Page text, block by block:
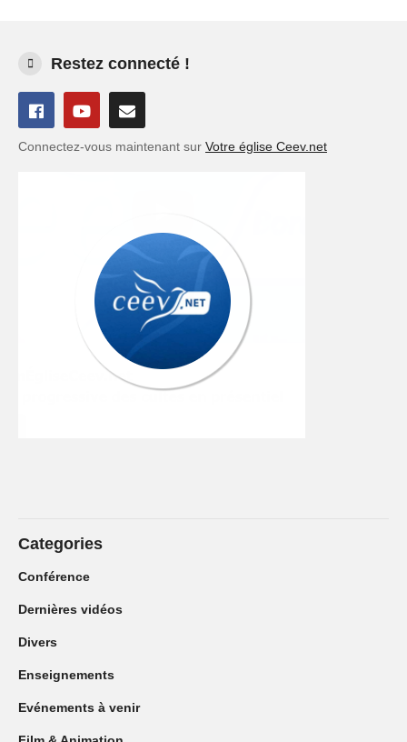
Restez connecté !
Connectez-vous maintenant sur Votre église Ceev.net
Categories
Conférence
Dernières vidéos
Divers
Enseignements
Evénements à venir